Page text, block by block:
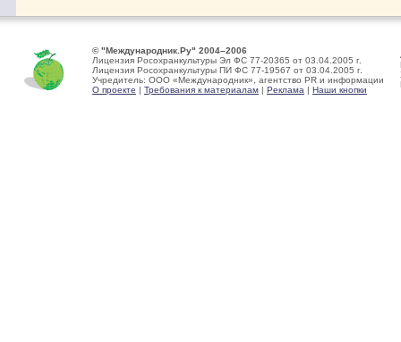
© "Международник.Ру" 2004–2006
Лицензия Росохранкультуры Эл ФС 77-20365 от 03.04.2005 г.
Лицензия Росохранкультуры ПИ ФС 77-19567 от 03.04.2005 г.
Учредитель: ООО «Международник», агентство PR и информации
О проекте | Требования к материалам | Реклама | Наши кнопки